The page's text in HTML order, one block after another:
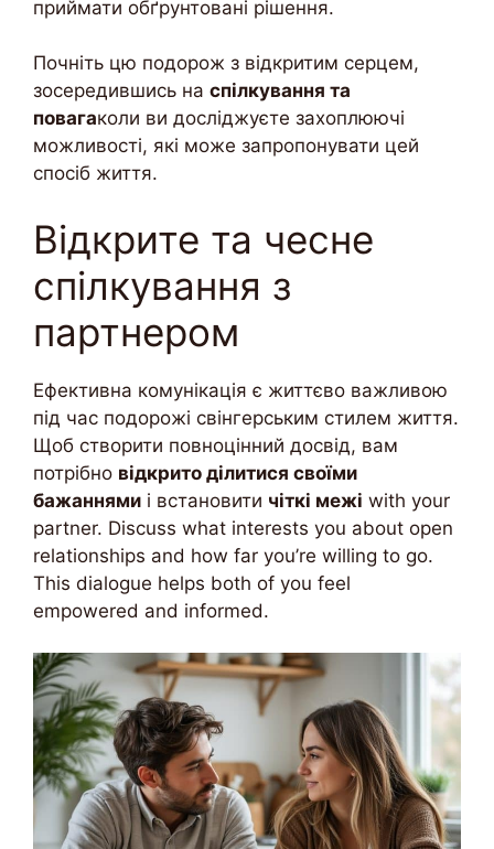
приймати обґрунтовані рішення.
Почніть цю подорож з відкритим серцем,
зосередившись на спілкування та
повагаколи ви досліджуєте захоплюючі
можливості, які може запропонувати цей
спосіб життя.
Відкрите та чесне
спілкування з
партнером
Ефективна комунікація є життєво важливою
під час подорожі свінгерським стилем життя.
Щоб створити повноцінний досвід, вам
потрібно відкрито ділитися своїми
бажаннями і встановити чіткі межі with your
partner. Discuss what interests you about open
relationships and how far you’re willing to go.
This dialogue helps both of you feel
empowered and informed.